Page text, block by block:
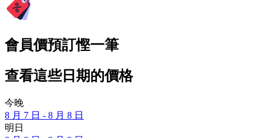
會員價預訂慳一筆
查看這些日期的價格
今晚
8 月 7 日 - 8 月 8 日
明日